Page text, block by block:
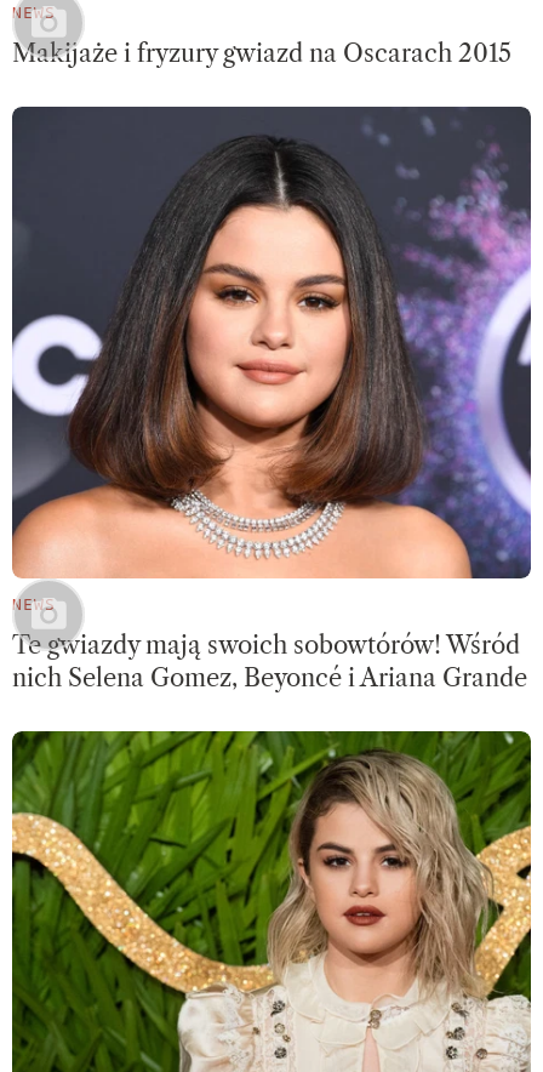
NEWS
Makijaże i fryzury gwiazd na Oscarach 2015
NEWS
Te gwiazdy mają swoich sobowtórów! Wśród
nich Selena Gomez, Beyoncé i Ariana Grande